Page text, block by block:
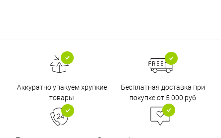
Аккуратно упакуем хрупкие
товары
Бесплатная доставка при
покупке от 5 000 руб